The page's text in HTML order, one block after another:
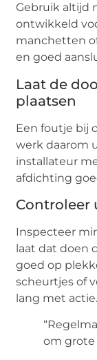
Gebruik altijd
ontwikkeld
manchetten
en goed
Laat de
plaatsen
Een foutje bij
werk daarom
installateur
afdichting
Controleer
Inspecteer
laat dat doen
goed op
scheurtjes of
lang met actie.
om grote